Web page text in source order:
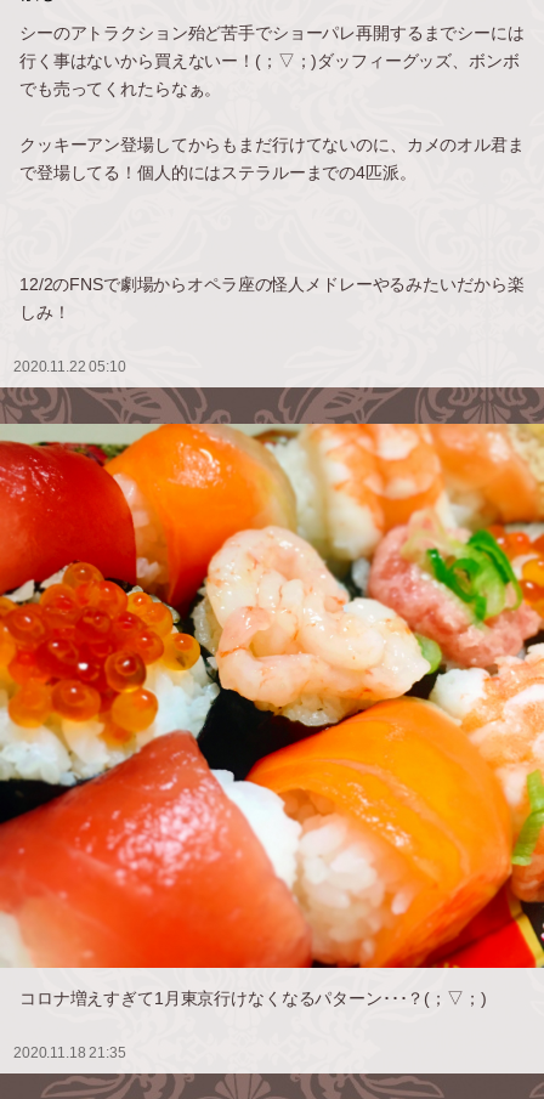
シーのアトラクション殆ど苦手でショーパレ再開するまでシーには
行く事はないから買えないー！(；▽；)ダッフィーグッズ、ボンボ
でも売ってくれたらなぁ。
クッキーアン登場してからもまだ行けてないのに、カメのオル君ま
で登場してる！個人的にはステラルーまでの4匹派。
12/2のFNSで劇場からオペラ座の怪人メドレーやるみたいだから楽
しみ！
2020.11.22 05:10
コロナ増えすぎて1月東京行けなくなるパターン･･･？(；▽；)
2020.11.18 21:35